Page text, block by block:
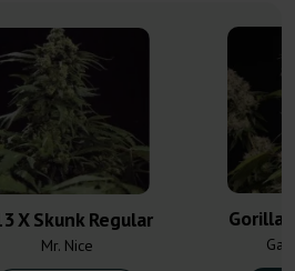
X Skunk Regular
Mr. Nice
Gorilla